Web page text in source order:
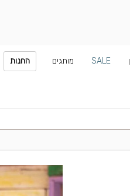
SALE מותגים החנות